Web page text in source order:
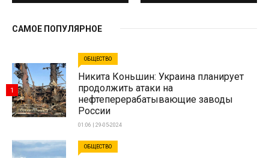
САМОЕ ПОПУЛЯРНОЕ
ОБЩЕСТВО
Никита Коньшин: Украина планирует
продолжить атаки на
нефтеперерабатывающие заводы
России
01:06 | 29-05-2024
1
ОБЩЕСТВО